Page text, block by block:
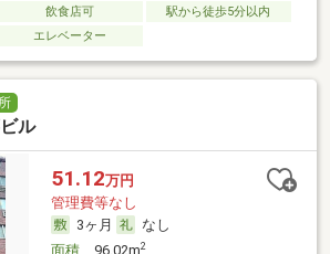
飲食店可
駅から徒歩5分以内
エレベーター
ル
51.12万円
管理費等なし
3ヶ月
なし
2